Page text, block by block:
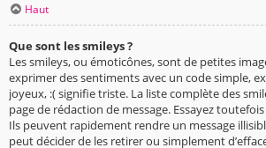
Haut
Que sont les smileys ?
Les smileys, ou émoticônes, sont de petites
exprimer des sentiments avec un code simple,
joyeux, :( signifie triste. La liste complète des
page de rédaction de message. Essayez
Ils peuvent rapidement rendre un message
peut décider de les retirer ou simplement